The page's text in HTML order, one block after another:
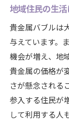
歴史的
過去と
地域
大府
貴金
現地専門
の可能性
地域住民の生
貴金属バブルは
与えています。
機会が増え、地
貴金属の価格が
さが懸念される
参入する住民が
して利用する人